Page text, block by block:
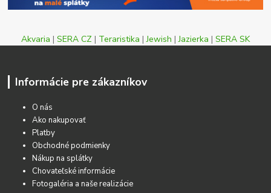
Akvaria | SERA CZ | Teraristika |Jewish |Jazierka | SERA SK
Informácie pre zákazníkov
O nás
Ako nakupovať
Platby
Obchodné podmienky
Nákup na splátky
Chovateľské informácie
Fotogaléria a naše realizácie